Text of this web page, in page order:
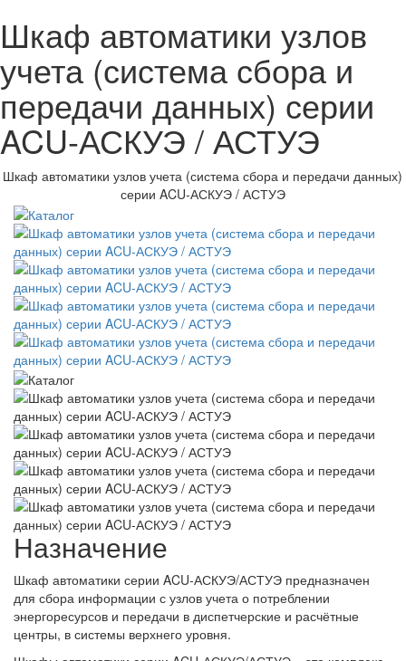
Шкаф автоматики узлов
учета (система сбора и
передачи данных) серии
ACU-АСКУЭ / АСТУЭ
Шкаф автоматики узлов учета (система сбора и передачи данных)
серии ACU-АСКУЭ / АСТУЭ
Назначение
Шкаф автоматики серии ACU-АСКУЭ/АСТУЭ предназначен
для сбора информации с узлов учета о потреблении
энергоресурсов и передачи в диспетчерские и расчётные
центры, в системы верхнего уровня.